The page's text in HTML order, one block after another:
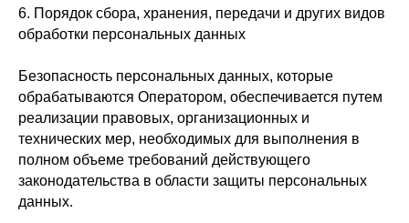
6. Порядок сбора, хранения, передачи и других видов
обработки персональных данных
Безопасность персональных данных, которые
обрабатываются Оператором, обеспечивается путем
реализации правовых, организационных и
технических мер, необходимых для выполнения в
полном объеме требований действующего
законодательства в области защиты персональных
данных.
Офлайн
Играющий в пустоте
Взломай свою реальность
0 ступень
Онлайн
Путь игры. Конструктор
реальности
Пульт управления
Нажми на плей